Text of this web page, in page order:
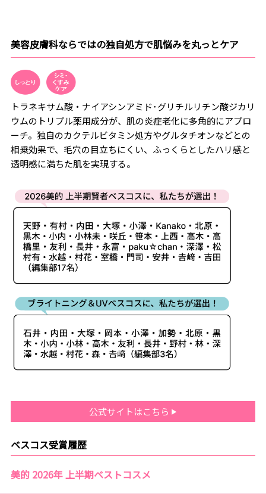
美容皮膚科ならではの独自処方で肌悩みを丸っとケア
トラネキサム酸・ナイアシンアミド･グリチルリチン酸ジカリ
ウムのトリプル薬用成分が、肌の炎症老化に多角的にアプロ
ーチ。独自のカクテルビタミン処方やグルタチオンなどとの
相乗効果で、毛穴の目立ちにくい、ふっくらとしたハリ感と
透明感に満ちた肌を実現する。
公式サイトはこちら
ベスコス受賞履歴
美的 2026年 上半期ベストコスメ